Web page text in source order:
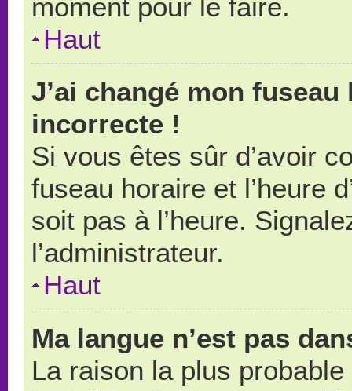
moment pour le faire.
Haut
J’ai changé mon
incorrecte !
Si vous êtes sûr d’avoir
fuseau horaire et l’heure
soit pas à l’heure.
l’administrateur.
Haut
Ma langue n’est pas
La raison la plus probable